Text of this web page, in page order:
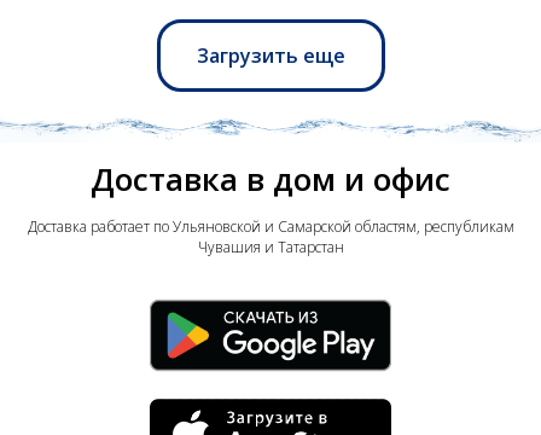
Загрузить еще
Доставка в дом и офис
Доставка работает по Ульяновской и Самарской областям, республикам
Чувашия и Татарстан